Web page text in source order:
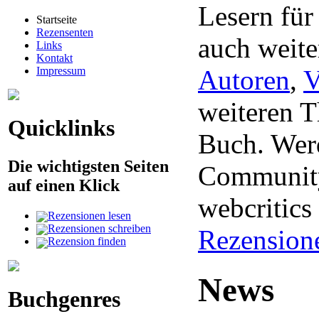
Startseite
Rezensenten
Links
Kontakt
Impressum
Quicklinks
Die wichtigsten Seiten
auf einen Klick
Rezensionen lesen
Rezensionen schreiben
Rezension finden
Buchgenres
Lesern für
auch
Autoren,
weiteren
Buch.
News